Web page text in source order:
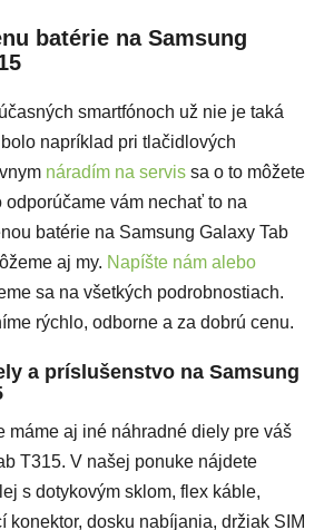
batérie na Samsung
smartfónoch už nie je taká
napríklad pri tlačidlových
náradím na servis sa o to môžete
vám nechať to na
batérie na Samsung Galaxy Tab
aj my. Napíšte nám alebo
sa na všetkých podrobnostiach.
rýchlo, odborne a za dobrú cenu.
a príslušenstvo na Samsung
máme aj iné náhradné diely pre váš
T315. V našej ponuke nájdete
s dotykovým sklom, flex káble,
konektor, dosku nabíjania, držiak SIM